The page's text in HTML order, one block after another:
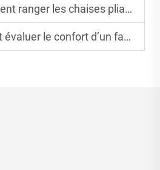
les chaises pliantes afin de gagner de l’espace au bureau ?
confort d’un fauteuil de bureau ergonomique ?